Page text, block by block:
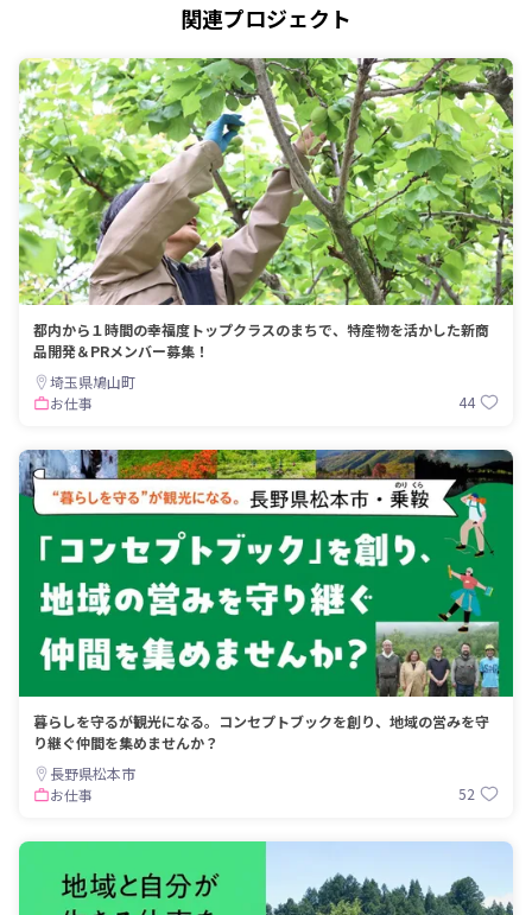
関連プロジェクト
都内から１時間の幸福度トップクラスのまちで、特産物を活かした新商
品開発＆PRメンバー募集！
埼玉県鳩山町
お仕事
44
暮らしを守るが観光になる。コンセプトブックを創り、地域の営みを守
り継ぐ仲間を集めませんか？
長野県松本市
お仕事
52